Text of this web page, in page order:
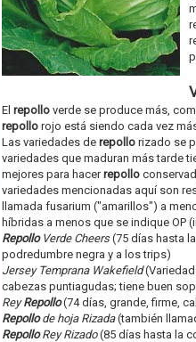
El repolloverde se produce más,
repollorojo está siendo cada vez
Las variedades de repollorizado se
variedades que maduran más tarde
mejores para hacerrepollo
variedades mencionadas aquí son
llamada fusarium ("amarillos") a
híbridas a menos que se indique OP
RepolloVerde Cheers(75 días hasta
podredumbre negra y a los trips)
Jersey Temprana Wakefield(Variedad
cabezas puntiagudas; tiene buen
ReyRepollo(74 días, grande, firme,
Repollode hoja Rizada(también
RepolloRey Rizado(85 días hasta la